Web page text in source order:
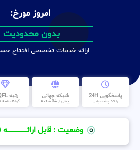
امروز مورخ:
بدون محدودیت
ارائه خدمات تخصصی افتتاح
پاسخگویی 24H
واحد پشتیبانی
شبکه جهانی
بیش از 34 شعبه
رتبه MQFL
گواهینامه cess
وضعیت : قابل ارائــــــــــــــــــــه